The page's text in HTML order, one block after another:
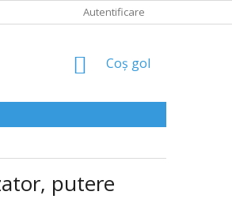
Autentificare
COŞ
CUMPĂRĂTURI
Coş gol
putere